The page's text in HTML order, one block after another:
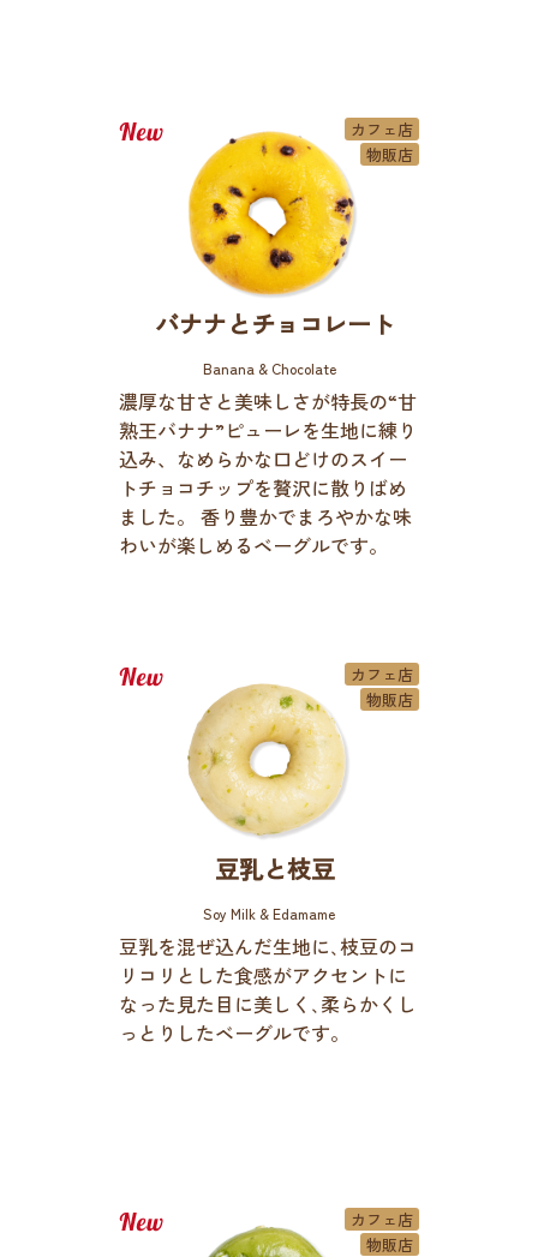
バナナとチョコレート
Banana & Chocolate
濃厚な甘さと美味しさが特長の“甘
熟王バナナ”ピューレを生地に練り
込み、なめらかな口どけのスイー
トチョコチップを贅沢に散りばめ
ました。 香り豊かでまろやかな味
わいが楽しめるベーグルです。
カフェ店
物販店
豆乳と枝豆
Soy Milk & Edamame
豆乳を混ぜ込んだ生地に､枝豆のコ
リコリとした食感がアクセントに
なった見た目に美しく､柔らかくし
っとりしたベーグルです。
カフェ店
物販店
カフェ店
物販店